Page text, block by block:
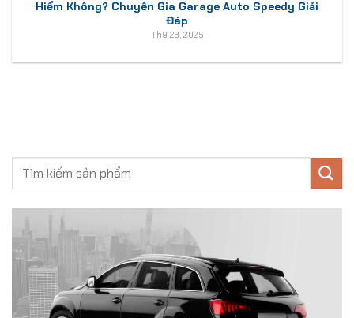
Hiểm Không? Chuyên Gia Garage Auto Speedy Giải
Đáp
Th9 23, 2025